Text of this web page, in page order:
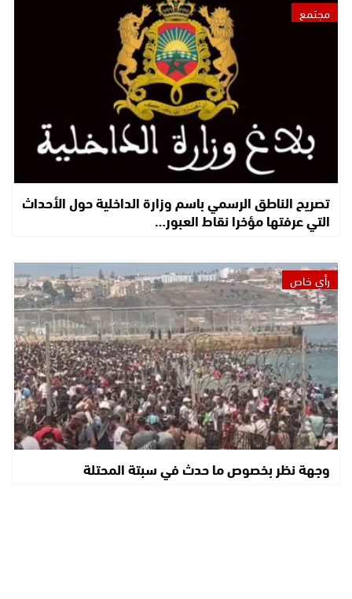
مجتمع
تصريح الناطق الرسمي باسم وزارة الداخلية حول الأحداث
التي عرفتها مؤخرا نقاط العبور…
رأي خاص
وجهة نظر بخصوص ما حدث في سبتة المحتلة